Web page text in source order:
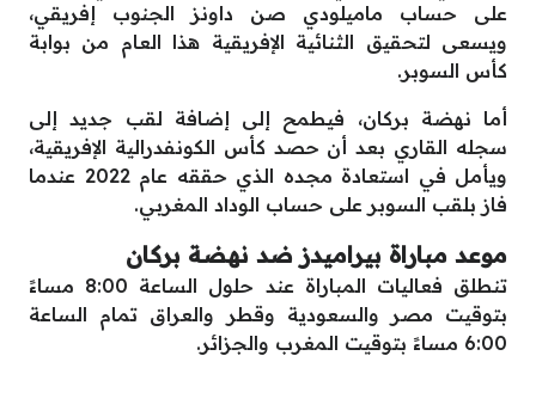
على حساب ماميلودي صن داونز الجنوب إفريقي،
ويسعى لتحقيق الثنائية الإفريقية هذا العام من بوابة
كأس السوبر.
أما نهضة بركان، فيطمح إلى إضافة لقب جديد إلى
سجله القاري بعد أن حصد كأس الكونفدرالية الإفريقية،
ويأمل في استعادة مجده الذي حققه عام 2022 عندما
فاز بلقب السوبر على حساب الوداد المغربي.
موعد مباراة بيراميدز ضد نهضة بركان
تنطلق فعاليات المباراة عند حلول الساعة 8:00 مساءً
بتوقيت مصر والسعودية وقطر والعراق تمام الساعة
6:00 مساءً بتوقيت المغرب والجزائر.